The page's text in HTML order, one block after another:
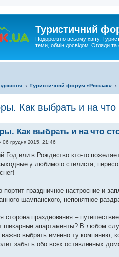
Туристичний
Подорожі по всьому світу.
теми, обмін досвідом. Огляди та
Туристичний форум «Рюкзак»
Как выбрать и на что
Как выбрать и на что
06 грудня 2015, 21:46
Год или в Рождество кто-то
у любимого стилиста,
портит праздничное настроение и
шампанского, непонятное
сторона празднования –
апартаменты? В любом
важно выбрать именно ту компанию,
забыть обо всех оставленных